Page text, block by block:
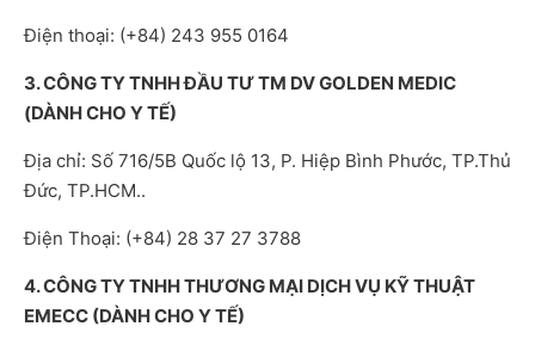
Điện thoại: (+84) 243 955 0164
3. CÔNG TY TNHH ĐẦU TƯ TM DV GOLDEN MEDIC
(DÀNH CHO Y TẾ)
Địa chỉ: Số 716/5B Quốc lộ 13, P. Hiệp Bình Phước, TP.Thủ
Đức, TP.HCM..
Điện Thoại: (+84) 28 37 27 3788
4. CÔNG TY TNHH THƯƠNG MẠI DỊCH VỤ KỸ THUẬT
EMECC (DÀNH CHO Y TẾ)